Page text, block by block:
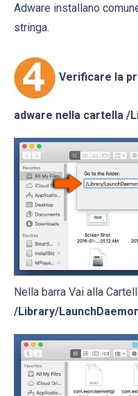
Adware installano
stringa.
Verificare la
adware nella cartella /
Nella barra Vai alla
/Library/